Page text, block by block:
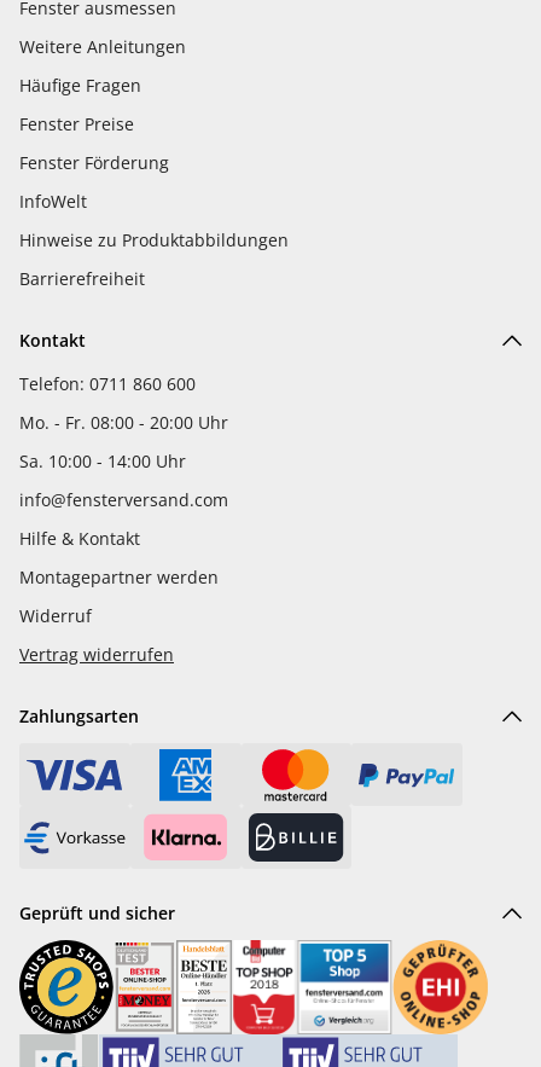
Fenster ausmessen
Weitere Anleitungen
Häufige Fragen
Fenster Preise
Fenster Förderung
InfoWelt
Hinweise zu Produktabbildungen
Barrierefreiheit
Kontakt
Telefon: 0711 860 600
Mo. - Fr. 08:00 - 20:00 Uhr
Sa. 10:00 - 14:00 Uhr
info@fensterversand.com
Hilfe & Kontakt
Montagepartner werden
Widerruf
Vertrag widerrufen
Zahlungsarten
Geprüft und sicher